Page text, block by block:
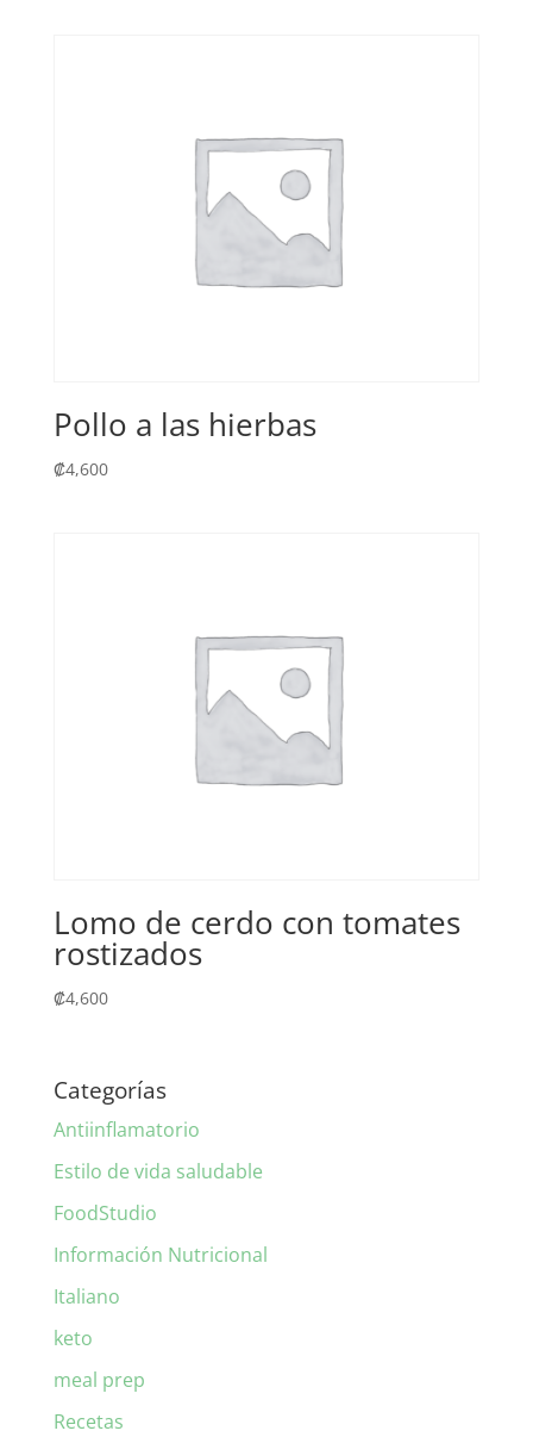
Pollo a las hierbas
₡4,600
Lomo de cerdo con tomates
rostizados
₡4,600
Categorías
Antiinflamatorio
Estilo de vida saludable
FoodStudio
Información Nutricional
Italiano
keto
meal prep
Recetas